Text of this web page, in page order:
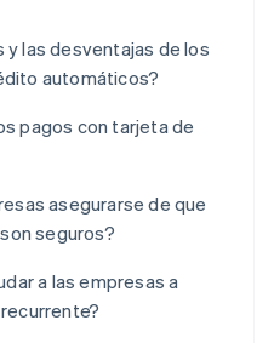
y las desventajas de los
automáticos?
pagos con tarjeta de
asegurarse de que
seguros?
a las empresas a